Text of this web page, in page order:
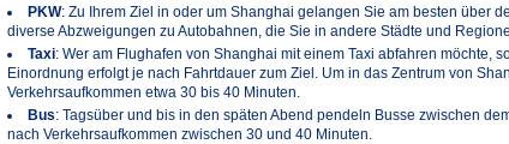
PKW: Zu Ihrem Ziel in oder um Shanghai gelangen Sie am besten über
diverse Abzweigungen zu Autobahnen, die Sie in andere Städte und
Taxi: Wer am Flughafen von Shanghai mit einem Taxi abfahren möchte,
Einordnung erfolgt je nach Fahrtdauer zum Ziel. Um in das Zentrum von
Verkehrsaufkommen etwa 30 bis 40 Minuten.
Bus: Tagsüber und bis in den späten Abend pendeln Busse zwischen
nach Verkehrsaufkommen zwischen 30 und 40 Minuten.